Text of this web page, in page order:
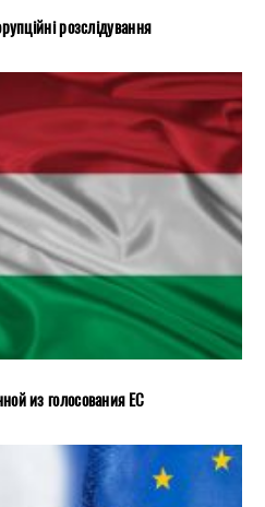
розслідування
из голосования ЕС